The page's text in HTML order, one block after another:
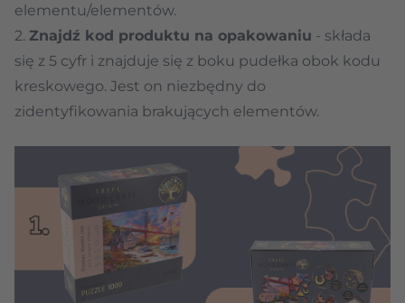
elementu/elementów.
2. Znajdź kod produktu na opakowaniu - składa
się z 5 cyfr i znajduje się z boku pudełka obok kodu
kreskowego. Jest on niezbędny do
zidentyfikowania brakujących elementów.